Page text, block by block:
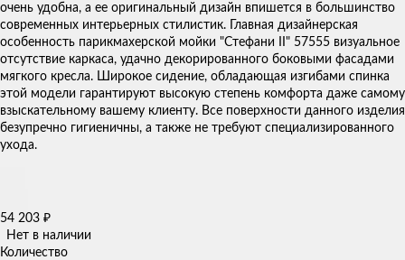
очень удобна, а ее оригинальный дизайн впишется в большинство
современных интерьерных стилистик. Главная дизайнерская
особенность парикмахерской мойки "Стефани II" 57555 визуальное
отсутствие каркаса, удачно декорированного боковыми фасадами
мягкого кресла. Широкое сидение, обладающая изгибами спинка
этой модели гарантируют высокую степень комфорта даже самому
взыскательному вашему клиенту. Все поверхности данного изделия
безупречно гигиеничны, а также не требуют специализированного
ухода.
54 203 ₽
Нет в наличии
Количество